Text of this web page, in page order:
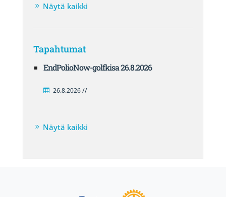
Näytä kaikki
Tapahtumat
EndPolioNow-golfkisa 26.8.2026
26.8.2026 //
Näytä kaikki